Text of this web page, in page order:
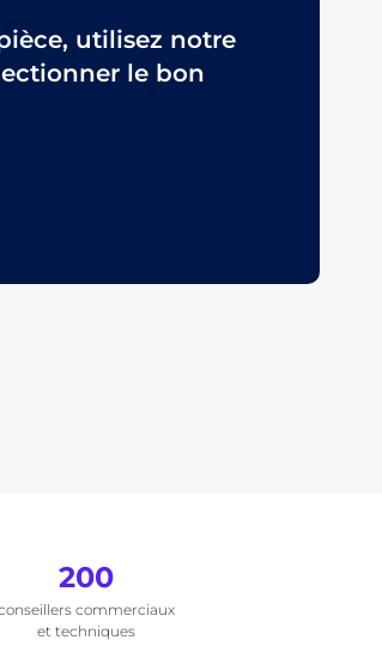
utilisez notre
le bon
200
commerciaux
et techniques